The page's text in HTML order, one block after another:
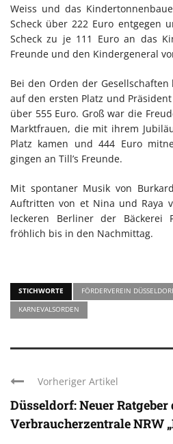
Weiss und das
Scheck über 222 Euro entgegen
Scheck zu je 111 Euro an das
Freunde und den Kindergeneral
Bei den Orden der Gesellschaften
auf den ersten Platz und
über 555 Euro. Groß war die
Marktfrauen, die mit ihrem
Platz kamen und 444 Euro
gingen an Till’s Freunde.
Mit spontaner Musik von
Auftritten von et Nina und Raya
leckeren Berliner der Bäckerei
fröhlich bis in den Nachmittag.
STICHWORTE
FÖRDERVEREIN
KARNEVALSORDEN
Vorheriger Artikel
Düsseldorf: Neuer Ratgeber
Verbraucherzentrale NRW